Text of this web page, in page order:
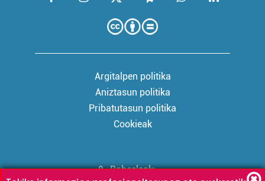
Argitalpen politika
Aniztasun politika
Pribatutasun politika
Cookieak
Babesleak: